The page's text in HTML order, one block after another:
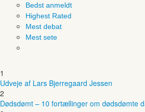
Bedst anmeldt
Highest Rated
Mest debat
Mest sete
1
Udveje af Lars Bjerregaard Jessen
2
Dødsdømt – 10 fortællinger om dødsdømte